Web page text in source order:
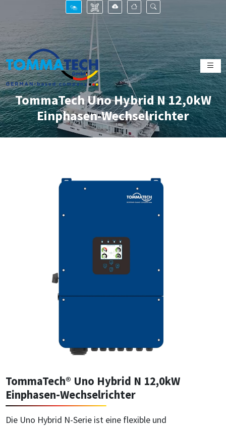
TommaTech Uno Hybrid N 12,0kW
Einphasen-Wechselrichter
TommaTech® Uno Hybrid N 12,0kW
Einphasen-Wechselrichter
Die Uno Hybrid N-Serie ist eine flexible und